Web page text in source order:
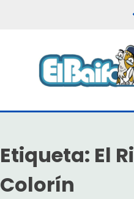
EL
Etiqueta: El
Colorín